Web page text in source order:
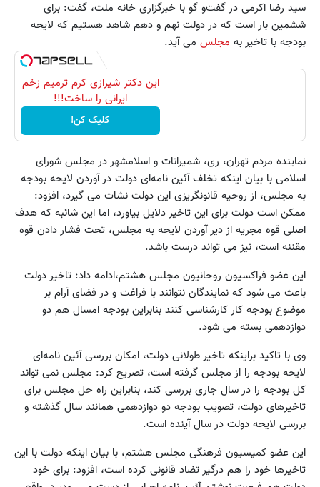
سید رضا اکرمی در گفت‌و گو با خبرگزاری خانه ملت، گفت: برای
ششمین بار است که در دولت نهم و دهم شاهد هستیم که لایحه
بودجه با تاخیر به مجلس می آید.
این دکتر شیرازی کرم ترمیم زخم
ایرانی را ساخت!!!
کلیک کن!
نماینده مردم تهران، ری، شمیرانات و اسلامشهر در مجلس شورای
اسلامی با بیان اینکه تخلف آئین نامه‌ای دولت در آوردن لایحه بودجه
به مجلس، از روحیه قانونگریزی این دولت نشات می گیرد، افزود:
ممکن است دولت برای این تاخیر دلایل بیاورد، اما این شائبه که هدف
اصلی قوه مجریه از دیر آوردن لایحه به مجلس، تحت فشار دادن قوه
مقننه است، نیز می تواند درست باشد.
این عضو فراکسیون روحانیون مجلس هشتم،ادامه داد: تاخیر دولت
باعث می شود که نمایندگان نتوانند با فراغت و در فضای آرام بر
موضوع بودجه کار کارشناسی کنند بنابراین بودجه امسال هم دو
دوازدهمی بسته می شود.
وی با تاکید براینکه تاخیر طولانی دولت، امکان بررسی آئین نامه‌ای
لایحه بودجه را از مجلس گرفته است، تصریح کرد: مجلس نمی تواند
کل بودجه را در سال جاری بررسی کند، بنابراین راه حل مجلس برای
تاخیرهای دولت، تصویب بودجه دو دوازدهمی همانند سال گذشته و
بررسی لایحه دولت در سال آینده است.
این عضو کمیسیون فرهنگی مجلس هشتم، با بیان اینکه دولت با این
تاخیرها خود را هم درگیر تضاد قانونی کرده است، افزود: برای خود